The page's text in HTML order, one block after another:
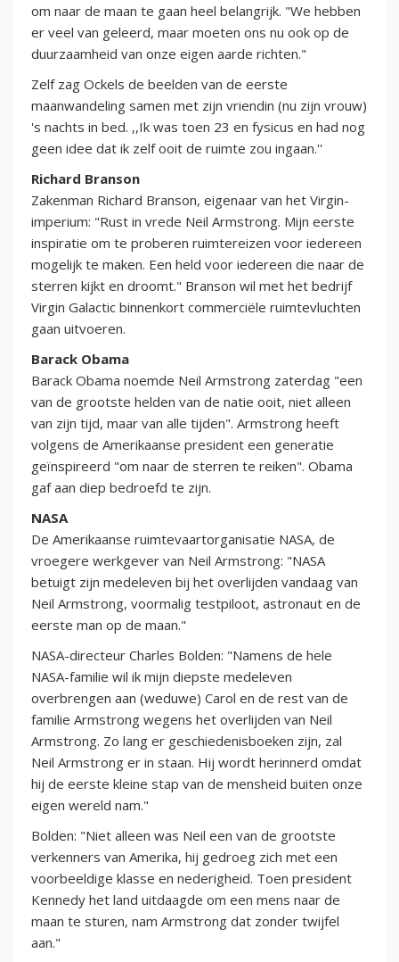
om naar de maan te gaan heel belangrijk. "We hebben
er veel van geleerd, maar moeten ons nu ook op de
duurzaamheid van onze eigen aarde richten."
Zelf zag Ockels de beelden van de eerste
maanwandeling samen met zijn vriendin (nu zijn vrouw)
's nachts in bed. ,,Ik was toen 23 en fysicus en had nog
geen idee dat ik zelf ooit de ruimte zou ingaan.''
Richard Branson
Zakenman Richard Branson, eigenaar van het Virgin-
imperium: "Rust in vrede Neil Armstrong. Mijn eerste
inspiratie om te proberen ruimtereizen voor iedereen
mogelijk te maken. Een held voor iedereen die naar de
sterren kijkt en droomt." Branson wil met het bedrijf
Virgin Galactic binnenkort commerciële ruimtevluchten
gaan uitvoeren.
Barack Obama
Barack Obama noemde Neil Armstrong zaterdag "een
van de grootste helden van de natie ooit, niet alleen
van zijn tijd, maar van alle tijden". Armstrong heeft
volgens de Amerikaanse president een generatie
geïnspireerd "om naar de sterren te reiken". Obama
gaf aan diep bedroefd te zijn.
NASA
De Amerikaanse ruimtevaartorganisatie NASA, de
vroegere werkgever van Neil Armstrong: "NASA
betuigt zijn medeleven bij het overlijden vandaag van
Neil Armstrong, voormalig testpiloot, astronaut en de
eerste man op de maan."
NASA-directeur Charles Bolden: "Namens de hele
NASA-familie wil ik mijn diepste medeleven
overbrengen aan (weduwe) Carol en de rest van de
familie Armstrong wegens het overlijden van Neil
Armstrong. Zo lang er geschiedenisboeken zijn, zal
Neil Armstrong er in staan. Hij wordt herinnerd omdat
hij de eerste kleine stap van de mensheid buiten onze
eigen wereld nam."
Bolden: "Niet alleen was Neil een van de grootste
verkenners van Amerika, hij gedroeg zich met een
voorbeeldige klasse en nederigheid. Toen president
Kennedy het land uitdaagde om een mens naar de
maan te sturen, nam Armstrong dat zonder twijfel
aan."